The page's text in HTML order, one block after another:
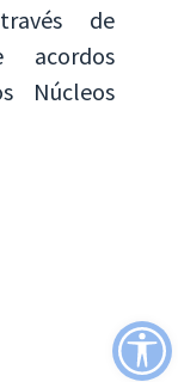
de
acordos
Núcleos